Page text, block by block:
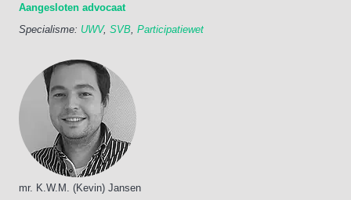
Aangesloten advocaat
Specialisme: UWV, SVB Participatiewet
mr. K.W.M. (Kevin) Jansen